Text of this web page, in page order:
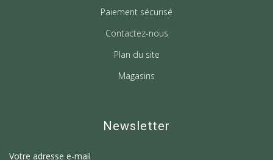
Paiement sécurisé
Contactez-nous
Plan du site
Magasins
Newsletter
Votre adresse e-mail